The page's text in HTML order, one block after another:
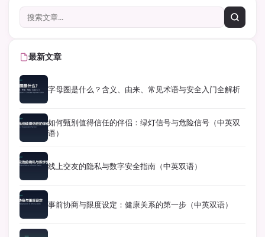
最新文章
字母圈是什么？含义、由来、常见术语与安全入门全解析
如何甄别值得信任的伴侣：绿灯信号与危险信号（中英双
语）
线上交友的隐私与数字安全指南（中英双语）
事前协商与限度设定：健康关系的第一步（中英双语）